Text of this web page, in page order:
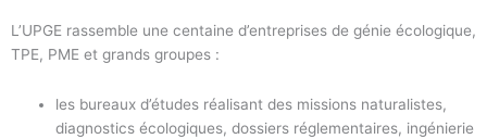
L’UPGE rassemble une centaine d’entreprises de génie écologique,
TPE, PME et grands groupes :
les bureaux d’études réalisant des missions naturalistes,
diagnostics écologiques, dossiers réglementaires, ingénierie